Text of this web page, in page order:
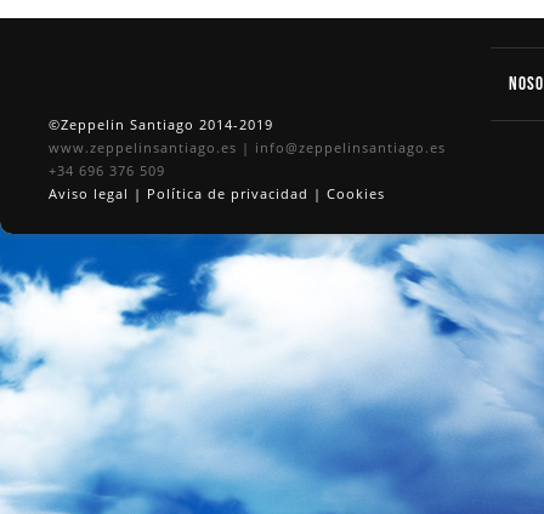
©Zeppelin Santiago 2014-2019
www.zeppelinsantiago.es | info@zeppelinsantiago.es
+34 696 376 509
Aviso legal | Política de privacidad | Cookies